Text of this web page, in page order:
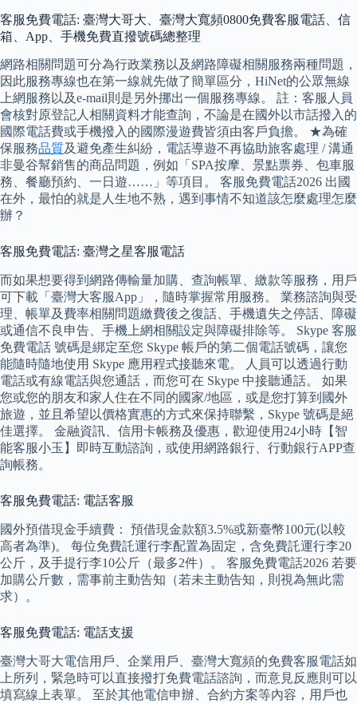
客服免費電話: 臺灣大哥大、臺灣大寬頻0800免費客服電話、信
箱、App、手機免費直撥號碼總整理
網路相關問題可分為行政業務以及網路障礙相關服務兩種問題，
因此服務專線也在第一線就先做了簡單區分，HiNet的公眾無線
上網服務以及e-mail則是另外挪出一個服務專線。 註：客服人員
會核對原登記人相關資料才能查詢，不論是在國外以市話撥入的
國際電話費或手機撥入的國際漫遊費皆須由客戶負擔。 ★為確
保服務品質及避免產生糾紛，電話導遊不再協助旅客處理 / 溝通
非曼谷幫銷售的商品問題，例如「SPA按摩、景點票券、包車服
務、餐廳預約、一日遊……」等項目。 客服免費電話2026 出國
在外，最怕的就是人生地不熟，遇到事情不知道該怎麼處理怎麼
辦？
客服免費電話: 臺灣之星客服電話
而如果想要得到網路傳輸量加購、查詢帳單、繳款等服務，用戶
可下載「臺灣大客服App」，隨時掌握常用服務。 業務諮詢與受
理、帳單及費率相關問題繳費後之復話、手機遺失之停話、障礙
或通信不良申告、手機上網相關設定與障礙排除等。 Skype 客服
免費電話 號碼是綁定至您 Skype 帳戶的第二個電話號碼，讓您
能隨時隨地使用 Skype 應用程式接聽來電。 人員可以透過行動
電話或有線電話與您通話，而您可在 Skype 中接聽通話。 如果
您或您的朋友和家人住在不同的國家/地區，或是您打算到國外
旅遊，並且希望以價格實惠的方式來保持聯繫，Skype 號碼是絕
佳選擇。 金融資訊、信用卡帳務及優惠，歡迎使用24小時【智
能客服小玉】即時互動諮詢，或使用網路銀行、行動銀行APP查
詢帳務。
客服免費電話: 電話客服
國外預借現金手續費： 預借現金款額3.5%或新臺幣100元(以較
高者為準)。 每位免費託運行李配置為固定，含免費託運行李20
公斤，及手提行李10公斤（最多2件）。 客服免費電話2026 若要
加購公斤數，需事前主動告知（若未主動告知，則視為無此需
求）。
客服免費電話: 電話支援
臺灣大哥大電信用戶、企業用戶、臺灣大寬頻的免費客服電話如
上所列，緊急時可以直接撥打免費電話諮詢，而意見反應則可以
填寫線上表單。 至於其他電信申辦、合約方案等內容，用戶也